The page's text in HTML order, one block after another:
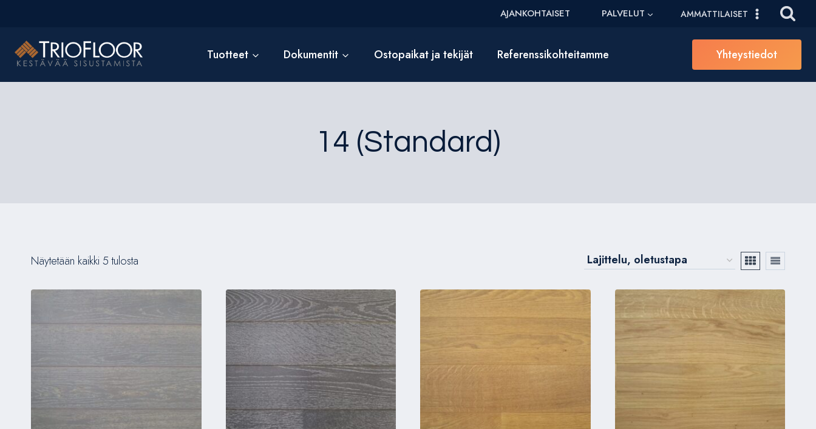
AJANKOHTAISET PALVELUT AMMATTILAISET
Tuotteet Dokumentit Ostopaikat ja tekijät Referenssikohteitamme Yhteystiedot
14 (Standard)
Näytetään kaikki 5 tulosta